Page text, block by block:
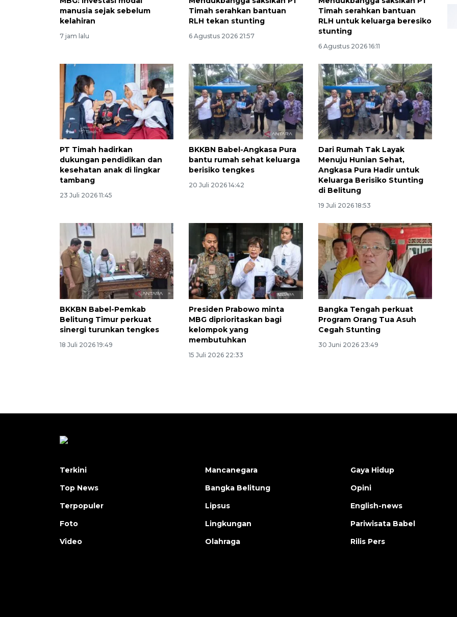
manusia sejak sebelum
kelahiran
7 jam lalu
Timah serahkan bantuan
RLH tekan stunting
6 Agustus 2026 21:57
Timah serahkan bantuan
RLH untuk keluarga beresiko
stunting
6 Agustus 2026 16:11
PT Timah hadirkan
dukungan pendidikan dan
kesehatan anak di lingkar
tambang
23 Juli 2026 11:45
BKKBN Babel-Angkasa Pura
bantu rumah sehat keluarga
berisiko tengkes
20 Juli 2026 14:42
Dari Rumah Tak Layak
Menuju Hunian Sehat,
Angkasa Pura Hadir untuk
Keluarga Berisiko Stunting
di Belitung
19 Juli 2026 18:53
BKKBN Babel-Pemkab
Belitung Timur perkuat
sinergi turunkan tengkes
18 Juli 2026 19:49
Presiden Prabowo minta
MBG diprioritaskan bagi
kelompok yang
membutuhkan
15 Juli 2026 22:33
Bangka Tengah perkuat
Program Orang Tua Asuh
Cegah Stunting
30 Juni 2026 23:49
160 ribu sambungan baru
jaringan gas 2026
2026-08-07 18:00:00
Terkini
Top News
Terpopuler
Foto
Video
Mancanegara
Bangka Belitung
Lipsus
Lingkungan
Olahraga
Gaya Hidup
Opini
English-news
Pariwisata Babel
Rilis Pers